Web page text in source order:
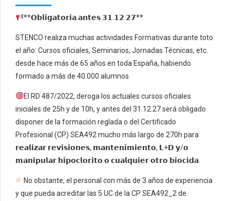
**𝗢𝗯𝗹𝗶𝗴𝗮𝘁𝗼𝗿𝗶𝗮 𝗮𝗻𝘁𝗲𝘀 𝟯𝟭.𝟭𝟮.𝟮𝟳**
STENCO realiza muchas actividades Formativas durante toto
el año: Cursos oficiales, Seminarios, Jornadas Técnicas, etc.
desde hace más de 65 años en toda España, habiendo
formado a más de 40.000 alumnos
El RD 487/2022, deroga los actuales cursos oficiales
iniciales de 25h y de 10h, y antes del 31.12.27 será obligado
disponer de la formación reglada o del Certificado
Profesional (CP) SEA492 mucho más largo de 270h para
𝗿𝗲𝗮𝗹𝗶𝘇𝗮𝗿 𝗿𝗲𝘃𝗶𝘀𝗶𝗼𝗻𝗲𝘀, 𝗺𝗮𝗻𝘁𝗲𝗻𝗶𝗺𝗶𝗲𝗻𝘁𝗼, 𝗟+𝗗 𝘆/𝗼
𝗺𝗮𝗻𝗶𝗽𝘂𝗹𝗮𝗿 𝗵𝗶𝗽𝗼𝗰𝗹𝗼𝗿𝗶𝘁𝗼 𝗼 𝗰𝘂𝗮𝗹𝗾𝘂𝗶𝗲𝗿 𝗼𝘁𝗿𝗼 𝗯𝗶𝗼𝗰𝗶𝗱𝗮.
No obstante, el personal con más de 3 años de experiencia
y que pueda acreditar las 5 UC de la CP SEA492_2 de